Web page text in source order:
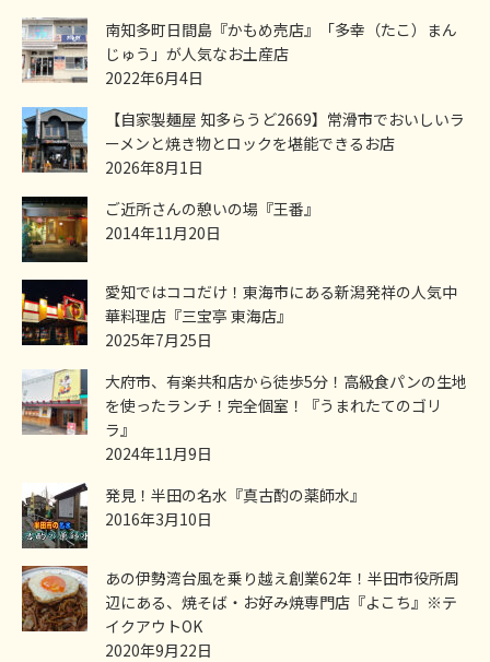
南知多町日間島『かもめ売店』「多幸（たこ）まん
じゅう」が人気なお土産店
2022年6月4日
【自家製麺屋 知多らうど2669】常滑市でおいしいラ
ーメンと焼き物とロックを堪能できるお店
2026年8月1日
ご近所さんの憩いの場『王番』
2014年11月20日
愛知ではココだけ！東海市にある新潟発祥の人気中
華料理店『三宝亭 東海店』
2025年7月25日
大府市、有楽共和店から徒歩5分！高級食パンの生地
を使ったランチ！完全個室！『うまれたてのゴリ
ラ』
2024年11月9日
発見！半田の名水『真古酌の薬師水』
2016年3月10日
あの伊勢湾台風を乗り越え創業62年！半田市役所周
辺にある、焼そば・お好み焼専門店『よこち』※テ
イクアウトOK
2020年9月22日